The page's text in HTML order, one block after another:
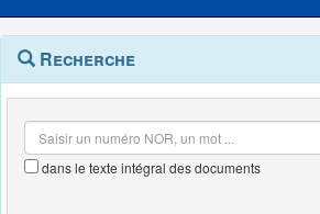
Navigation
outils
Menu
contextuel
Recherche
dans le texte intégral des documents